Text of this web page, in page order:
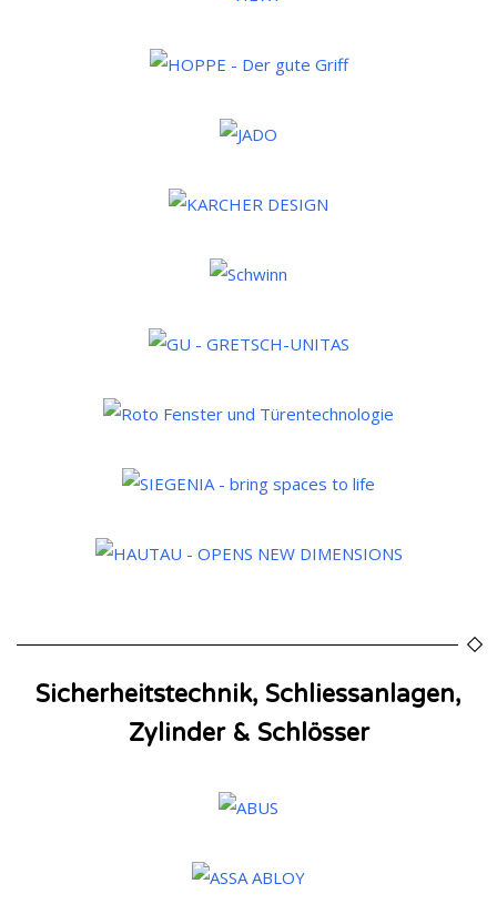
Sicherheitstechnik, Schliessanlagen,
Zylinder & Schlösser